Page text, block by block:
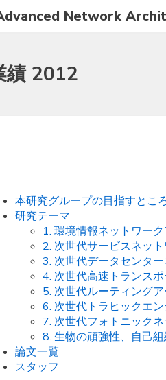
Network
績 2012
本研究グループの目指すとこ
研究テーマ
1. 環境情報ネットワー
2. 次世代サービスネッ
3. 次世代データセンタ
4. 次世代高速トランス
5. 次世代ルーティング
6. 次世代トラヒックエ
7. 次世代フォトニック
8. 生物の頑強性、自己
論文一覧
スタッフ